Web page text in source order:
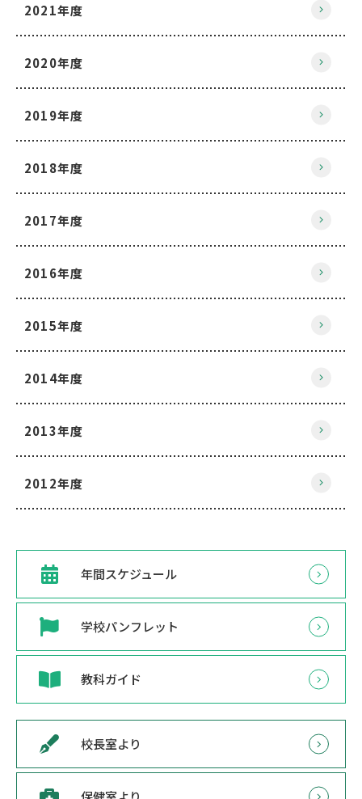
2021年度
2020年度
2019年度
2018年度
2017年度
2016年度
2015年度
2014年度
2013年度
2012年度
年間スケジュール
学校パンフレット
教科ガイド
校長室より